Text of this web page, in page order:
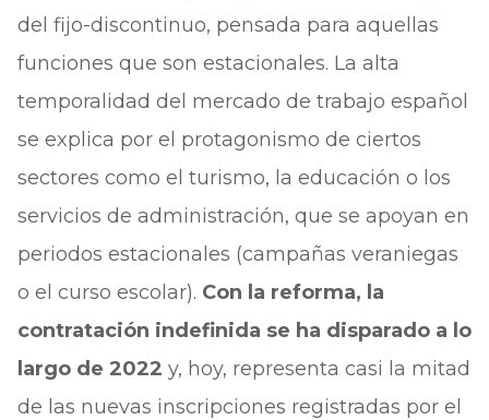
del fijo-discontinuo, pensada para aquellas
funciones que son estacionales. La alta
temporalidad del mercado de trabajo español
se explica por el protagonismo de ciertos
sectores como el turismo, la educación o los
servicios de administración, que se apoyan en
periodos estacionales (campañas veraniegas
o el curso escolar). Con la reforma, la
contratación indefinida se ha disparado a lo
largo de 2022 y, hoy, representa casi la mitad
de las nuevas inscripciones registradas por el